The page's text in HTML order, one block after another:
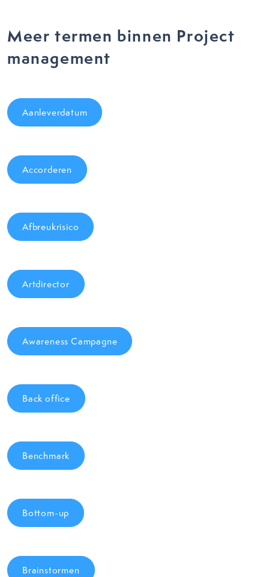
Meer termen binnen Project
management
Aanleverdatum
Accorderen
Afbreukrisico
Artdirector
Awareness Campagne
Back office
Benchmark
Bottom-up
Brainstormen